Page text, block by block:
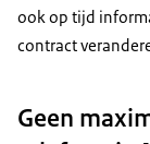
ook op tijd
contract
Geen